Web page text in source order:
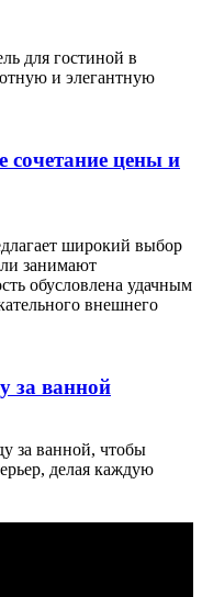
для гостиной в
и элегантную
цены и
широкий выбор
занимают
обусловлена удачным
внешнего
за ванной
за ванной, чтобы
делая каждую